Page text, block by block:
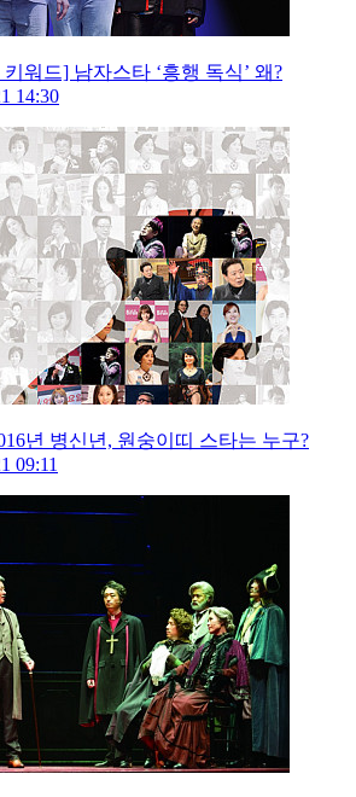
워드] 남자스타 ‘흥행 독식’ 왜?
14:30
년 병신년, 원숭이띠 스타는 누구?
09:11